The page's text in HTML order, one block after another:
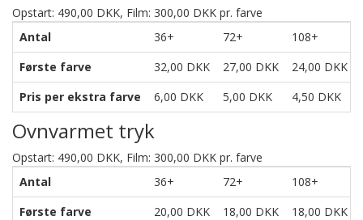
Opstart: 490,00 DKK, Film: 300,00 DKK pr. farve
Antal
36+ 72+ 108+
Første farve
32,00 DKK 27,00 DKK 24,00 DKK
Pris per ekstra farve
6,00 DKK 5,00 DKK 4,50 DKK
Ovnvarmet tryk
Opstart: 490,00 DKK, Film: 300,00 DKK pr. farve
Antal
36+ 72+ 108+
Første farve
20,00 DKK 18,00 DKK 18,00 DKK